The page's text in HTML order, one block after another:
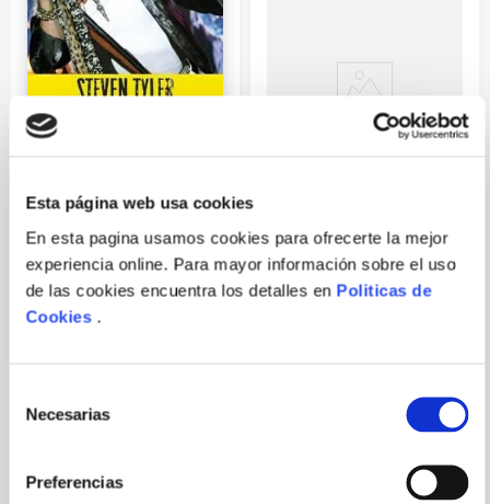
Esta página web usa cookies
En esta pagina usamos cookies para ofrecerte la mejor
experiencia online. Para mayor información sobre el uso
de las cookies encuentra los detalles en Politicas de
Cookies.
Necesarias
Preferencias
Escribir comentario
ENVIAR
COMENTARIO
ACASO MOLESTA EL RUIDO
QUE RETUMBA EN MI
SESERA?
SERRAT & SABINA